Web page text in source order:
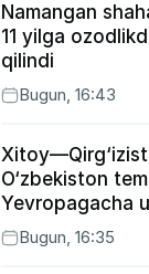
Namangan
11 yilga
qilindi
Bugun, 16:43
O‘zbekiston
Yevropagacha
mumkin
Bugun, 16:35